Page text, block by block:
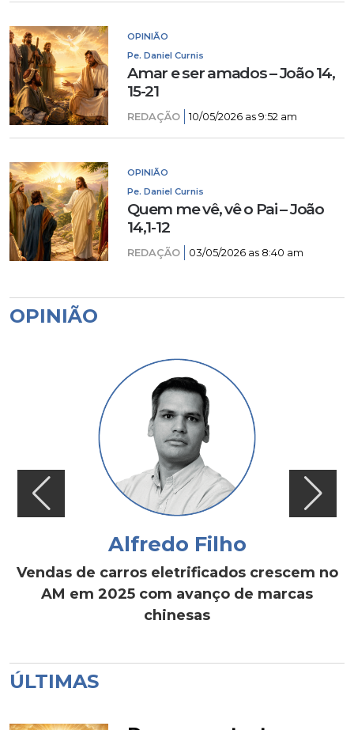
OPINIÃO
Pe. Daniel Curnis
Amar e ser amados – João 14,
15-21
REDAÇÃO 10/05/2026 as 9:52 am
OPINIÃO
Pe. Daniel Curnis
Quem me vê, vê o Pai – João
14,1-12
REDAÇÃO 03/05/2026 as 8:40 am
OPINIÃO
Alfredo Filho
Vendas de carros eletrificados crescem no
AM em 2025 com avanço de marcas
chinesas
ÚLTIMAS